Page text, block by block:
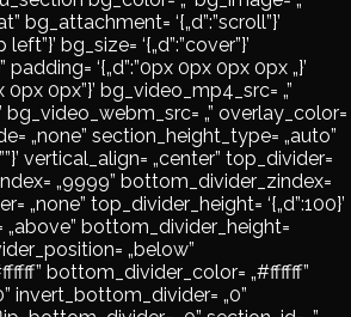
bg_attachment= ‘{„d”:”scroll”}’
bg_size= ‘{„d”:”cover”}’
‘{„d”:”0px 0px 0px 0px „}’
0px 0px”}’ bg_video_mp4_src= „”
bg_video_webm_src= „” overlay_color=
„none” section_height_type= „auto”
vertical_align= „center” top_divider=
„9999” bottom_divider_zindex=
„none” top_divider_height= ‘{„d”:100}’
bottom_divider_height=
„below”
bottom_divider_color= „#ffffff”
invert_bottom_divider= „0”